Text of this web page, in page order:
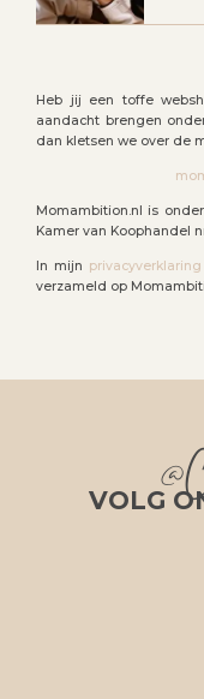
Heb jij een toffe
aandacht brengen
dan kletsen we over de
Momambition.nl is
Kamer van Koophandel
In mijn privacyverklaring
verzameld op
VOLG